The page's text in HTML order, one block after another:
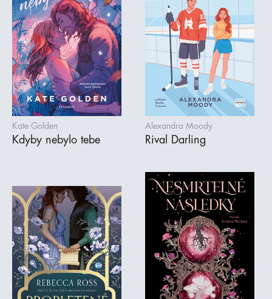
Kate Golden
Kdyby nebylo tebe
Alexandra Moody
Rival Darling